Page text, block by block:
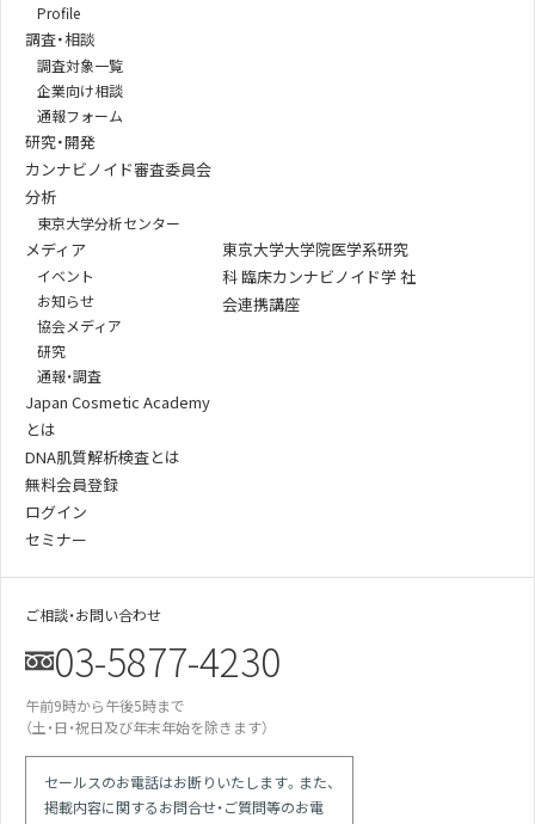
Profile
調査・相談
調査対象一覧
企業向け相談
通報フォーム
研究・開発
カンナビノイド審査委員会
分析
東京大学分析センター
メディア
イベント
お知らせ
協会メディア
研究
通報・調査
Japan Cosmetic Academy
とは
DNA肌質解析検査とは
無料会員登録
ログイン
セミナー
東京大学大学院医学系研究
科 臨床カンナビノイド学 社
会連携講座
ご相談・お問い合わせ
03-5877-4230
午前9時から午後5時まで
（土・日・祝日及び年末年始を除きます）
セールスのお電話はお断りいたします。また、
掲載内容に関するお問合せ・ご質問等のお電
で「スキンケア」等の表現を使っている
現場を目撃 使用期限切れの針ファンデに
使用期限記載なしシールを貼り換えて使用